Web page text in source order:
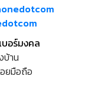
บอร์มงคล
บ้าน
ยมือถือ